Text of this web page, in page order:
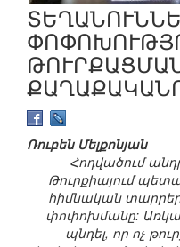
Ռուբեն Մելքոնյան
Հոդվածում
Թուրքիայում
հիմնական
փոփոխմանը: Առկա
պնդել, որ ոչ